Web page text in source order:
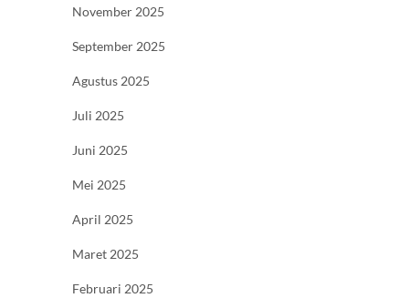
November 2025
September 2025
Agustus 2025
Juli 2025
Juni 2025
Mei 2025
April 2025
Maret 2025
Februari 2025